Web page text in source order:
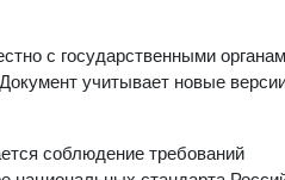
с государственными
учитывает новые
соблюдение требований